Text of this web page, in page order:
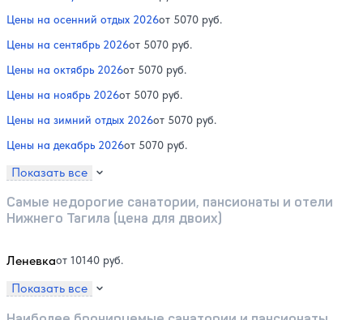
Цены на осенний отдых 2026от 5070 руб.
Цены на сентябрь 2026от 5070 руб.
Цены на октябрь 2026от 5070 руб.
Цены на ноябрь 2026от 5070 руб.
Цены на зимний отдых 2026от 5070 руб.
Цены на декабрь 2026от 5070 руб.
Показать все
Самые недорогие санатории, пансионаты и отели
Нижнего Тагила (цена для двоих)
Леневкаот 10140 руб.
Показать все